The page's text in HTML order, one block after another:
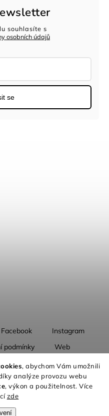
, abychom Vám umožnili
analýze provozu webu
, výkon a použitelnost. Více
zde
souhlasíte s
osobních údajů
se
Facebook
Instagram
podmínky
Web